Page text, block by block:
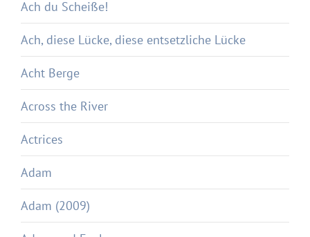
Ach du Scheiße!
Ach, diese Lücke, diese entsetzliche Lücke
Acht Berge
Across the River
Actrices
Adam
Adam (2009)